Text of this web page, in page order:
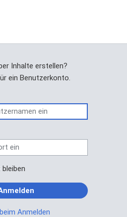
Inhalte erstellen?
ein Benutzerkonto.
Anmelden